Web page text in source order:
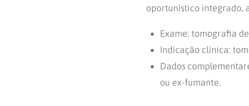
oportunístico integrado,
Exame: tomografia
Indicação clínica:
Dados
ou ex-fumante.